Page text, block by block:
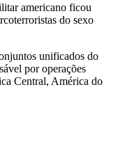
americano ficou
do sexo
unificados do
por operações
Central, América do